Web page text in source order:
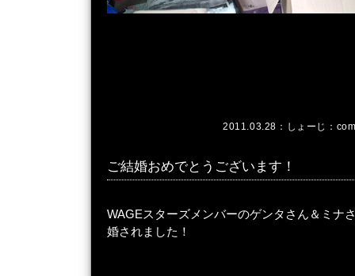
2011.03.28： しょーじ ：
ご結婚おめでとうございます！
WAGEスターズメンバーのゲンタさん＆ミナ
婚されました！